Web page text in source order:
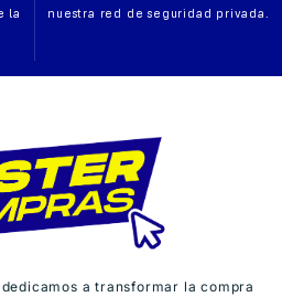
la
nuestra red de seguridad privada.
dedicamos a transformar la compra